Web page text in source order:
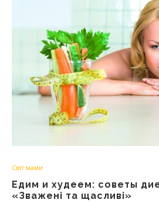
Світ мами
Едим и худеем: советы
«Зважені та щасливі»